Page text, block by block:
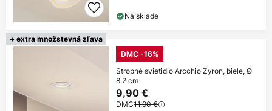
Na sklade
+ extra množstevná zľava
DMC -16%
Stropné svietidlo Arcchio Zyron, biele, Ø
8,2 cm
9,90 €
DMC11,90 €